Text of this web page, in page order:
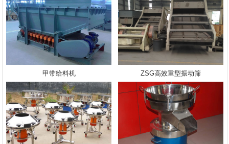
甲带给料机 ZSG高效重型振动筛